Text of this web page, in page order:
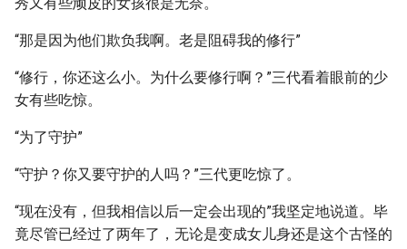
“那是因为他们欺负我啊。老是阻碍我的修行”
“修行，你还这么小。为什么要修行啊？”三代看着眼前的少
女有些吃惊。
“为了守护”
“守护？你又要守护的人吗？”三代更吃惊了。
“现在没有，但我相信以后一定会出现的”我坚定地说道。毕
竟尽管已经过了两年了，无论是变成女儿身还是这个古怪的